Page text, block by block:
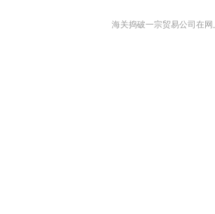
海关捣破一宗贸易公司在